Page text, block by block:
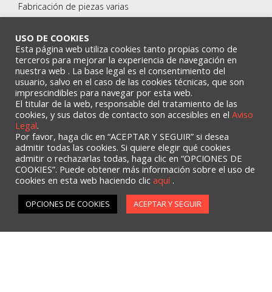
Fabricación de piezas varias
CONTACTO
Vía Complutense, 121 Nave 9
28805 Alcalá de Henares - Madrid (España)
info@talleresmunoz.net
Aviso Legal-Política de privacidad-Política de cookies
USO DE COOKIES
Esta página web utiliza cookies tanto propias como de
terceros para mejorar la experiencia de navegación en
nuestra web . La base legal es el consentimiento del
usuario, salvo en el caso de las cookies técnicas, que son
imprescindibles para navegar por esta web.
El titular de la web, responsable del tratamiento de las
cookies, y sus datos de contacto son accesibles en el Aviso
Legal.
Por favor, haga clic en “ACEPTAR Y SEGUIR” si desea
admitir todas las cookies. Si quiere elegir qué cookies
admitir o rechazarlas todas, haga clic en “OPCIONES DE
COOKIES”. Puede obtener más información sobre el uso de
cookies en esta web haciendo clic aquí .
OPCIONES DE COOKIES ACEPTAR Y SEGUIR